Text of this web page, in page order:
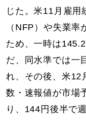
じた。米11月雇用
（NFP）や失業
ため、一時は
だ、同水準では一
れ、その後、米12
数・速報値が市場
り、144円後半で